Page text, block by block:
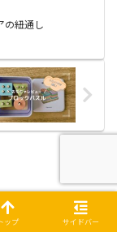
の紐通し
ップ サイドバー